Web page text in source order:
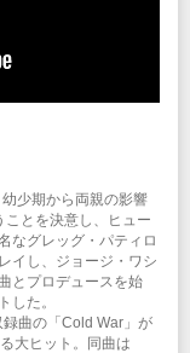
少期から両親の影響
とを決意し、ヒュー
なグレッグ・パティロ
イし、ジョージ・ワシ
とプロデュースを始
した。
曲の「Cold War」が
大ヒット。同曲は